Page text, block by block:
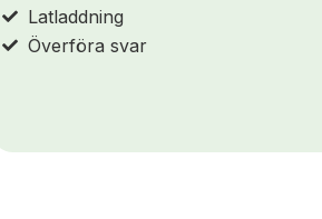
Latladdning
Överföra svar